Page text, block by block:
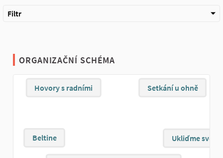
Filtr
ORGANIZAČNÍ SCHÉMA
Setkání u ohně
Ukliďme svět
Beltine
Hovory s radními